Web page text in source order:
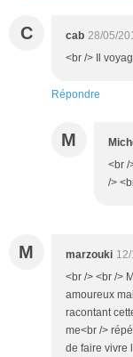
C cab 28/05/
<br /> Il
Répondre
M
<br /
/>
M marzouki
<br /> <br />
amoureux
racontant
me<br />
de faire vivre